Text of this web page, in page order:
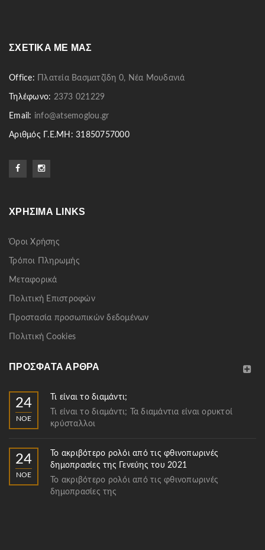
ΣΧΕΤΙΚΆ ΜΕ ΜΑΣ
Office: Πλατεία Βασματζίδη 0, Νέα Μουδανιά
Τηλέφωνο: 2373 021229
Email: info@atsemoglou.gr
Αριθμός Γ.Ε.ΜΗ: 31850757000
ΧΡΉΣΙΜΑ LINKS
Όροι Χρήσης
Τρόποι Πληρωμής
Μεταφορικά
Πολιτική Επιστροφών
Προστασία προσωπικών δεδομένων
Πολιτική Cookies
ΠΡΌΣΦΑΤΑ ΆΡΘΡΑ
24
ΝΟΈ
Τι είναι το διαμάντι;
Τι είναι το διαμάντι; Τα διαμάντια είναι ορυκτοί
κρύσταλλοι
24
ΝΟΈ
Το ακριβότερο ρολόι από τις φθινοπωρινές
δημοπρασίες της Γενεύης του 2021
Το ακριβότερο ρολόι από τις φθινοπωρινές
δημοπρασίες της